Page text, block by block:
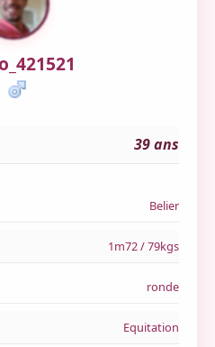
39 ans
Belier
1m72 / 79kgs
ronde
Equitation